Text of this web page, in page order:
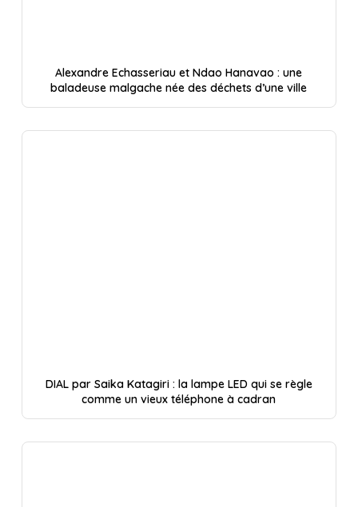
Alexandre Echasseriau et Ndao Hanavao : une
baladeuse malgache née des déchets d’une ville
DIAL par Saika Katagiri : la lampe LED qui se règle
comme un vieux téléphone à cadran